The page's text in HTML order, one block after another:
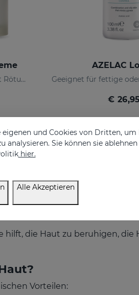
Feuchtigkeitscreme für Haut mit Rötungen
AZELAC
€ 26,95
hilft, die Haut zu beruhigen,
Vorteilen:
und Cookies von Dritten,
analysieren. Sie können sie
hier.
Alle Akzeptieren